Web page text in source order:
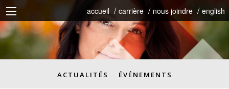
accueil carrière nous joindre english
ACTUALITÉS ÉVÉNEMENTS